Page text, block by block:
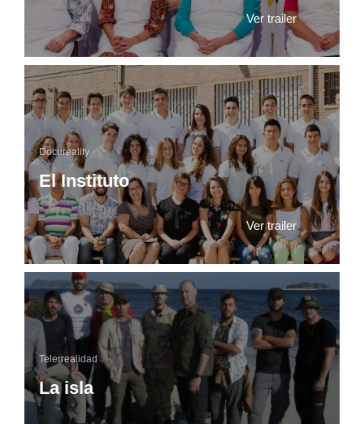
Ver trailer
El Instituto
Docureality
Ver trailer
La isla
Telerrealidad